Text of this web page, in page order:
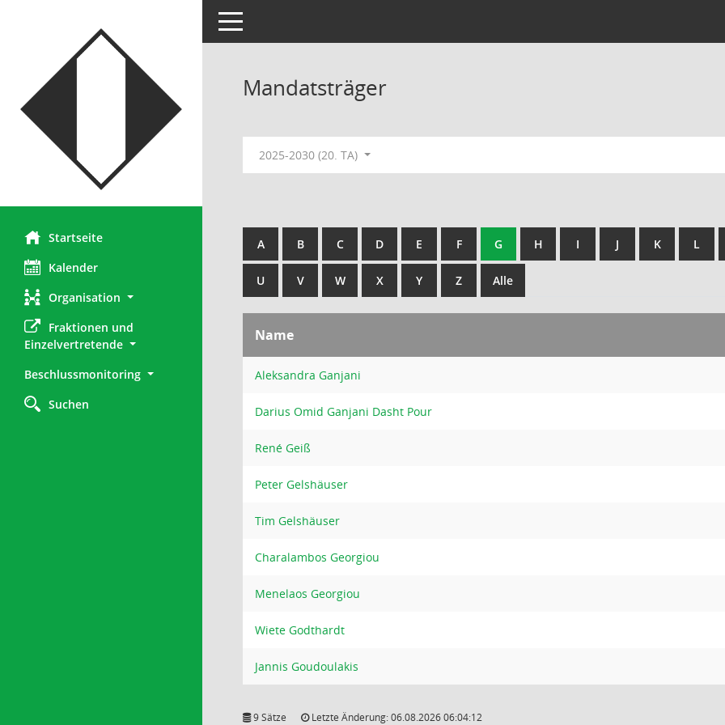
Startseite
Kalender
Organisation
Fraktionen und
Einzelvertretende
Beschlussmonitoring
Suchen
Toggle navigation
Mandatsträger
2025-2030 (20. TA)
A B C D E F G H I J K L
U V W X Y Z Alle
Name
Aleksandra Ganjani
Darius Omid Ganjani Dasht Pour
René Geiß
Peter Gelshäuser
Tim Gelshäuser
Charalambos Georgiou
Menelaos Georgiou
Wiete Godthardt
Jannis Goudoulakis
9 Sätze Letzte Änderung: 06.08.2026 06:04:12